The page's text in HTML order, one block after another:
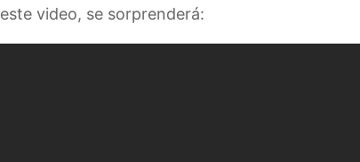
este video, se sorprenderá: